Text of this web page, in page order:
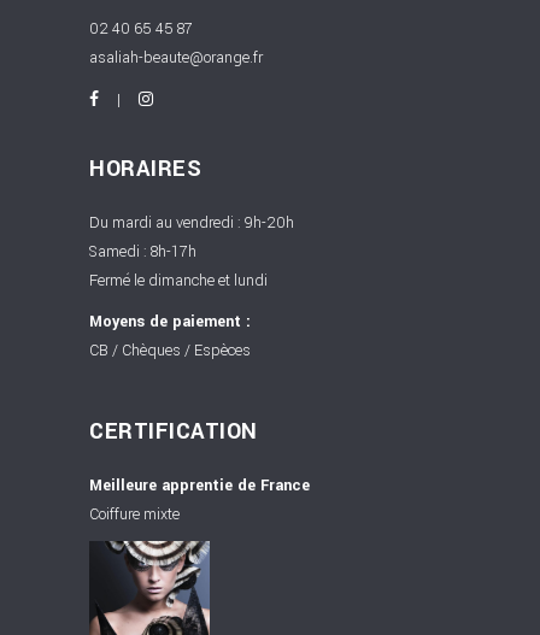
02 40 65 45 87
asaliah-beaute@orange.fr
HORAIRES
Du mardi au vendredi : 9h-20h
Samedi : 8h-17h
Fermé le dimanche et lundi
Moyens de paiement :
CB / Chèques / Espèces
CERTIFICATION
Meilleure apprentie de France
Coiffure mixte